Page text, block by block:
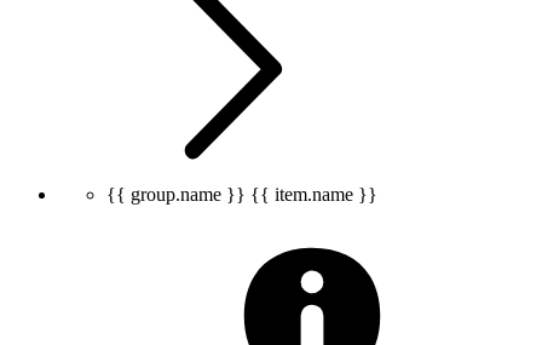
{{ group.name }} {{ item.name }}